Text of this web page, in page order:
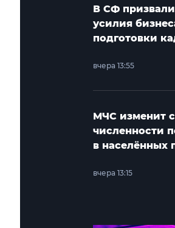
В СФ
усилия
подготовки
вчера 13:55
МЧС изменит
численности
в населённых
вчера 13:15